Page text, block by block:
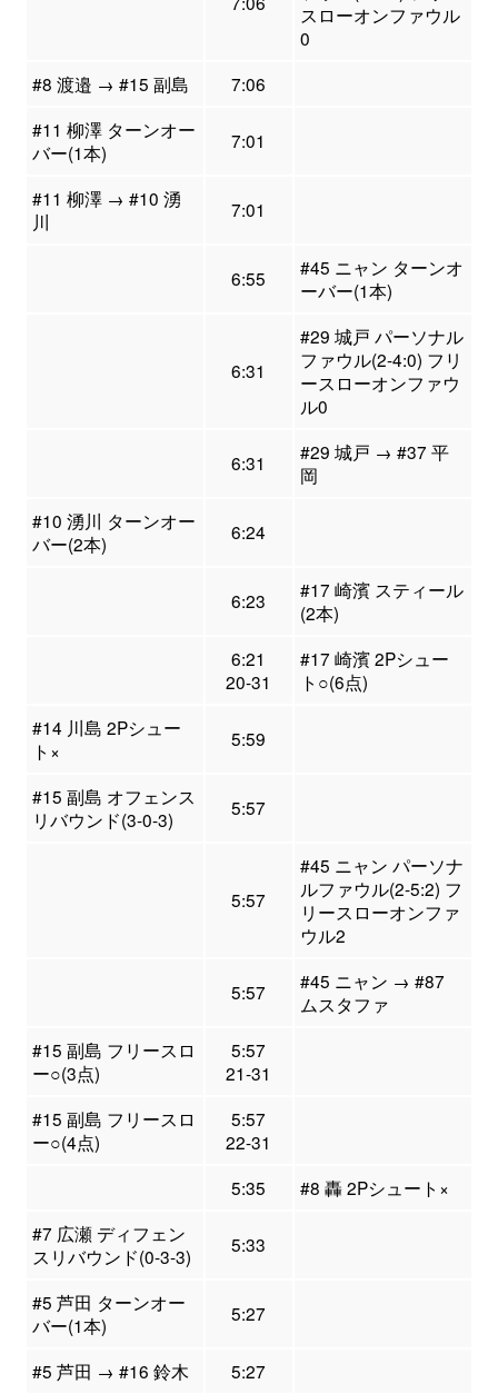
スローオンファウル
0
#8 渡邉 → #15 副島
7:06
#11 柳澤 ターンオー
バー(1本)
7:01
#11 柳澤 → #10 湧
川
7:01
6:55
#45 ニャン ターンオ
ーバー(1本)
6:31
#29 城戸 パーソナル
ファウル(2-4:0) フリ
ースローオンファウ
ル0
6:31
#29 城戸 → #37 平
岡
#10 湧川 ターンオー
バー(2本)
6:24
6:23
#17 崎濱 スティール
(2本)
6:21
20-31
#17 崎濱 2Pシュー
ト○(6点)
#14 川島 2Pシュー
ト×
5:59
#15 副島 オフェンス
リバウンド(3-0-3)
5:57
5:57
#45 ニャン パーソナ
ルファウル(2-5:2) フ
リースローオンファ
ウル2
5:57
#45 ニャン → #87
ムスタファ
#15 副島 フリースロ
ー○(3点)
5:57
21-31
#15 副島 フリースロ
ー○(4点)
5:57
22-31
5:35
#8 轟 2Pシュート×
#7 広瀬 ディフェン
スリバウンド(0-3-3)
5:33
#5 芦田 ターンオー
バー(1本)
5:27
#5 芦田 → #16 鈴木
5:27